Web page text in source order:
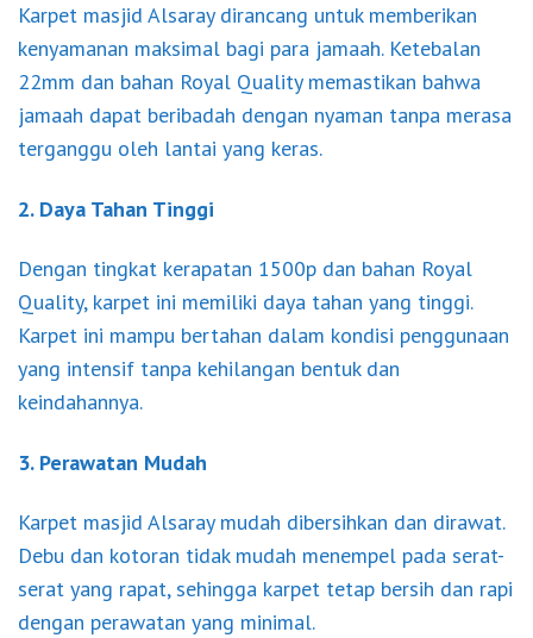
Karpet masjid Alsaray dirancang untuk memberikan
kenyamanan maksimal bagi para jamaah. Ketebalan
22mm dan bahan Royal Quality memastikan bahwa
jamaah dapat beribadah dengan nyaman tanpa merasa
terganggu oleh lantai yang keras.
2. Daya Tahan Tinggi
Dengan tingkat kerapatan 1500p dan bahan Royal
Quality, karpet ini memiliki daya tahan yang tinggi.
Karpet ini mampu bertahan dalam kondisi penggunaan
yang intensif tanpa kehilangan bentuk dan
keindahannya.
3. Perawatan Mudah
Karpet masjid Alsaray mudah dibersihkan dan dirawat.
Debu dan kotoran tidak mudah menempel pada serat-
serat yang rapat, sehingga karpet tetap bersih dan rapi
dengan perawatan yang minimal.